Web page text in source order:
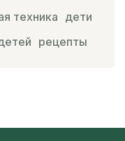
техника дети
рецепты